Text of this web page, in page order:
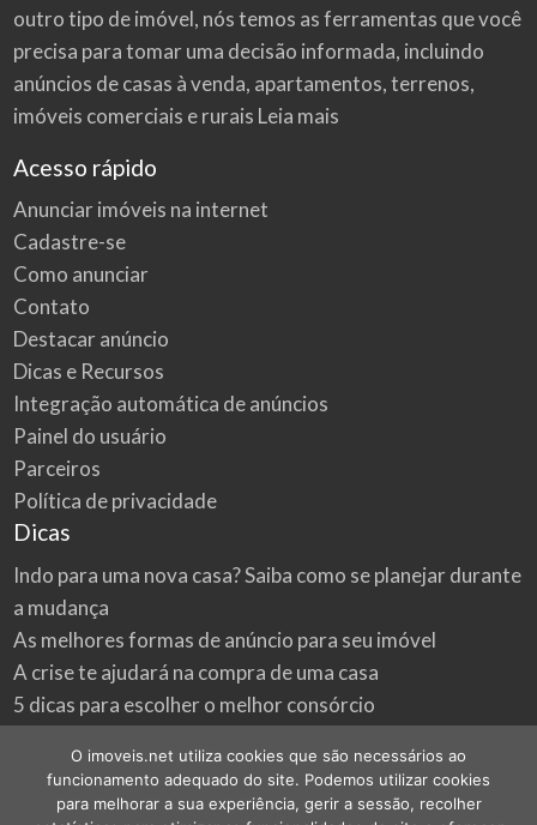
outro tipo de imóvel, nós temos as ferramentas que você
precisa para tomar uma decisão informada, incluindo
anúncios de casas à venda, apartamentos, terrenos,
imóveis comerciais e rurais Leia mais
Acesso rápido
Anunciar imóveis na internet
Cadastre-se
Como anunciar
Contato
Destacar anúncio
Dicas e Recursos
Integração automática de anúncios
Painel do usuário
Parceiros
Política de privacidade
Dicas
Indo para uma nova casa? Saiba como se planejar durante
a mudança
As melhores formas de anúncio para seu imóvel
A crise te ajudará na compra de uma casa
5 dicas para escolher o melhor consórcio
Onde procurar as melhores oportunidades do mercado
imobiliário
O imoveis.net utiliza cookies que são necessários ao
funcionamento adequado do site. Podemos utilizar cookies
para melhorar a sua experiência, gerir a sessão, recolher